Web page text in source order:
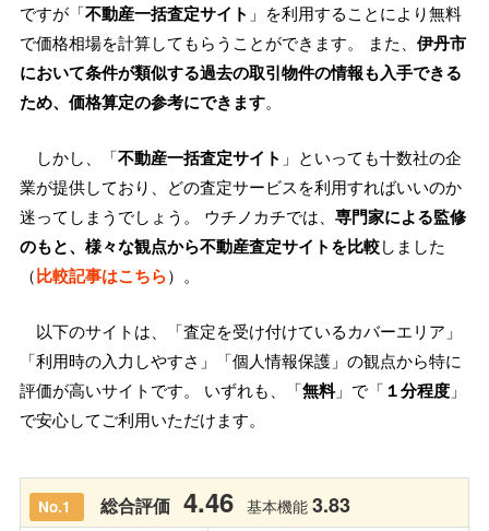
ですが「不動産一括査定サイト 」を利用することにより無料
で価格相場を計算してもらうことができます。 また、 伊丹市
において条件が類似する過去の取引物件の情報も入手できる
ため、価格算定の参考にできます。
しかし、「不動産一括査定サイト 」といっても十数社の企
業が提供しており、どの査定サービスを利用すればいいのか
迷ってしまうでしょう。 ウチノカチでは、 専門家による監修
のもと、様々な観点から不動産査定サイトを比較しました
（比較記事はこちら）。
以下のサイトは、「査定を受け付けているカバーエリア」
「利用時の入力しやすさ」「個人情報保護」の観点から特に
評価が高いサイトです。 いずれも、「無料」で「 １分程度 」
で安心してご利用いただけます。